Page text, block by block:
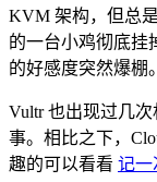
KVM 架构，但总
的一台小鸡彻底挂
的好感度突然爆棚。
Vultr 也出现过几
事。相比之下，
趣的可以看看 记一